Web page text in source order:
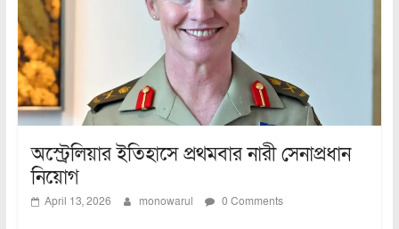
অস্ট্রেলিয়ার ইতিহাসে প্রথমবার নারী সেনাপ্রধান
নিয়োগ
April 13, 2026 monowarul 0 Comments